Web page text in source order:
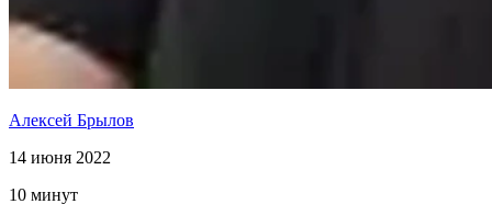
Алексей Брылов
14 июня 2022
10 минут